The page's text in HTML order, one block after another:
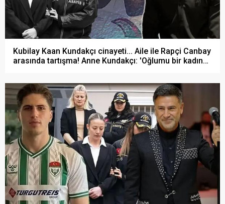
Kubilay Kaan Kundakçı cinayeti... Aile ile Rapçi Canbay
arasında tartışma! Anne Kundakçı: 'Oğlumu bir kadın